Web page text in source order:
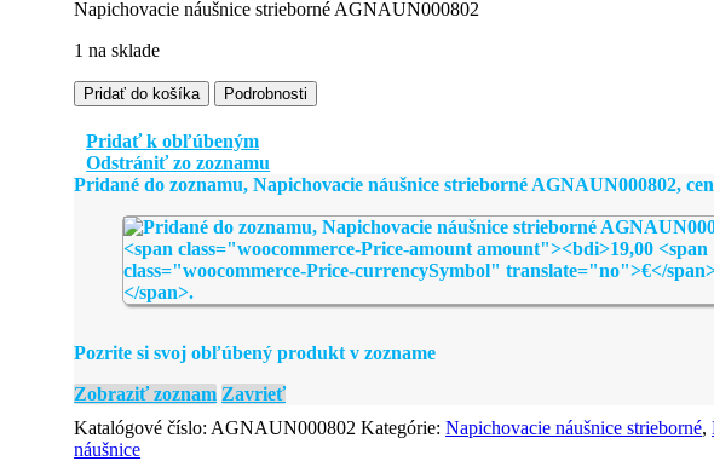
Napichovacie náušnice strieborné AGNAUN000802
1 na sklade
množstvo
Napichovacie
náušnice
strieborné
AGNAUN000802
Pridať do košíka Podrobnosti
Pridať k obľúbeným
Odstrániť zo zoznamu
Pridané do zoznamu, Napichovacie náušnice strieborné AGNAUN000802,
Pozrite si svoj obľúbený produkt v zozname
Zobraziť zoznam Zavrieť
Katalógové číslo: AGNAUN000802 Kategórie:Napichovacie náušnice strieborné,
náušnice